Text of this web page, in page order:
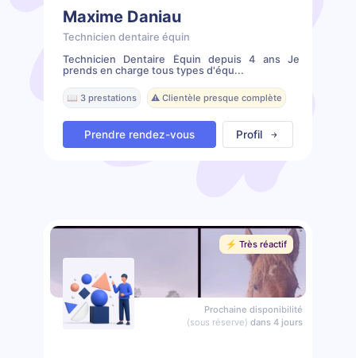
Maxime Daniau
Technicien dentaire équin
Technicien Dentaire Équin depuis 4 ans Je
prends en charge tous types d'équ...
📖 3 prestations ⚠️ Clientèle presque complète
Prendre rendez-vous Profil
⚡️ Très réactif
Prochaine disponibilité
(sous réserve) dans 4 jours